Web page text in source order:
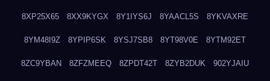
8XP25X65 8XX9KYGX 8Y1IYS6J 8YAACL5S 8YKVAXRE
8YM48I9Z 8YPIP6SK 8YSJ7SB8 8YT98V0E 8YTM92ET
8ZC9YBAN 8ZFZMEEQ 8ZPDT42T 8ZYB2DUK 902YJAIU